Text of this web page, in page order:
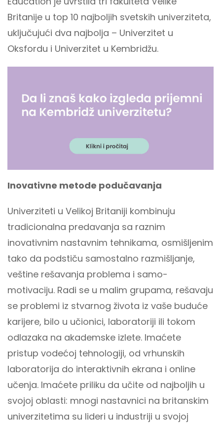
Britanije u top 10 najboljih svetskih univerziteta,
uključujući dva najbolja – Univerzitet u
Oksfordu i Univerzitet u Kembridžu.
Inovativne metode podučavanja
Univerziteti u Velikoj Britaniji kombinuju
tradicionalna predavanja sa raznim
inovativnim nastavnim tehnikama, osmišljenim
tako da podstiču samostalno razmišljanje,
veštine rešavanja problema i samo-
motivaciju. Radi se u malim grupama, rešavaju
se problemi iz stvarnog života iz vaše buduće
karijere, bilo u učionici, laboratoriji ili tokom
odlazaka na akademske izlete. Imaćete
pristup vodećoj tehnologiji, od vrhunskih
laboratorija do interaktivnih ekrana i online
učenja. Imaćete priliku da učite od najboljih u
svojoj oblasti: mnogi nastavnici na britanskim
univerzitetima su lideri u industriji u svojoj